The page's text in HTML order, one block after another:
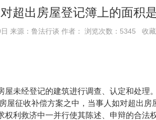
超出房屋登记簿上的面积
来源：鲁法行谈 作者： 浏览次数：5345 收
未经登记的建筑进行调查、认定和处理
屋征收补偿方案之中，当事人如对超出
利救济中一并行使其陈述、申辩的合法